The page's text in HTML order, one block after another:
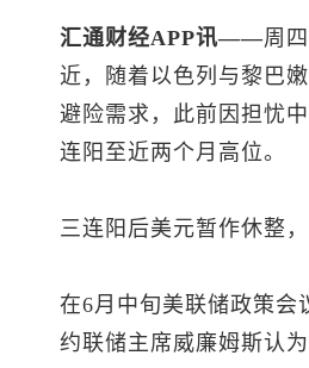
汇通财经APP讯——周
近，随着以色列与黎巴
避险需求，此前因担忧
连阳至近两个月高位。
三连阳后美元暂作休整
在6月中旬美联储政策会
约联储主席威廉姆斯认